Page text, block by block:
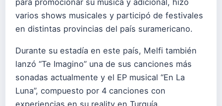
varios shows musicales y participó de festivales
en distintas provincias del país suramericano.
Durante su estadía en este país, Melfi también
lanzó “Te Imagino” una de sus canciones más
sonadas actualmente y el EP musical “En La
Luna”, compuesto por 4 canciones con
experiencias en su reality en Turquía.